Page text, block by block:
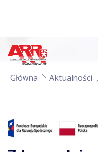
Główna Aktualności